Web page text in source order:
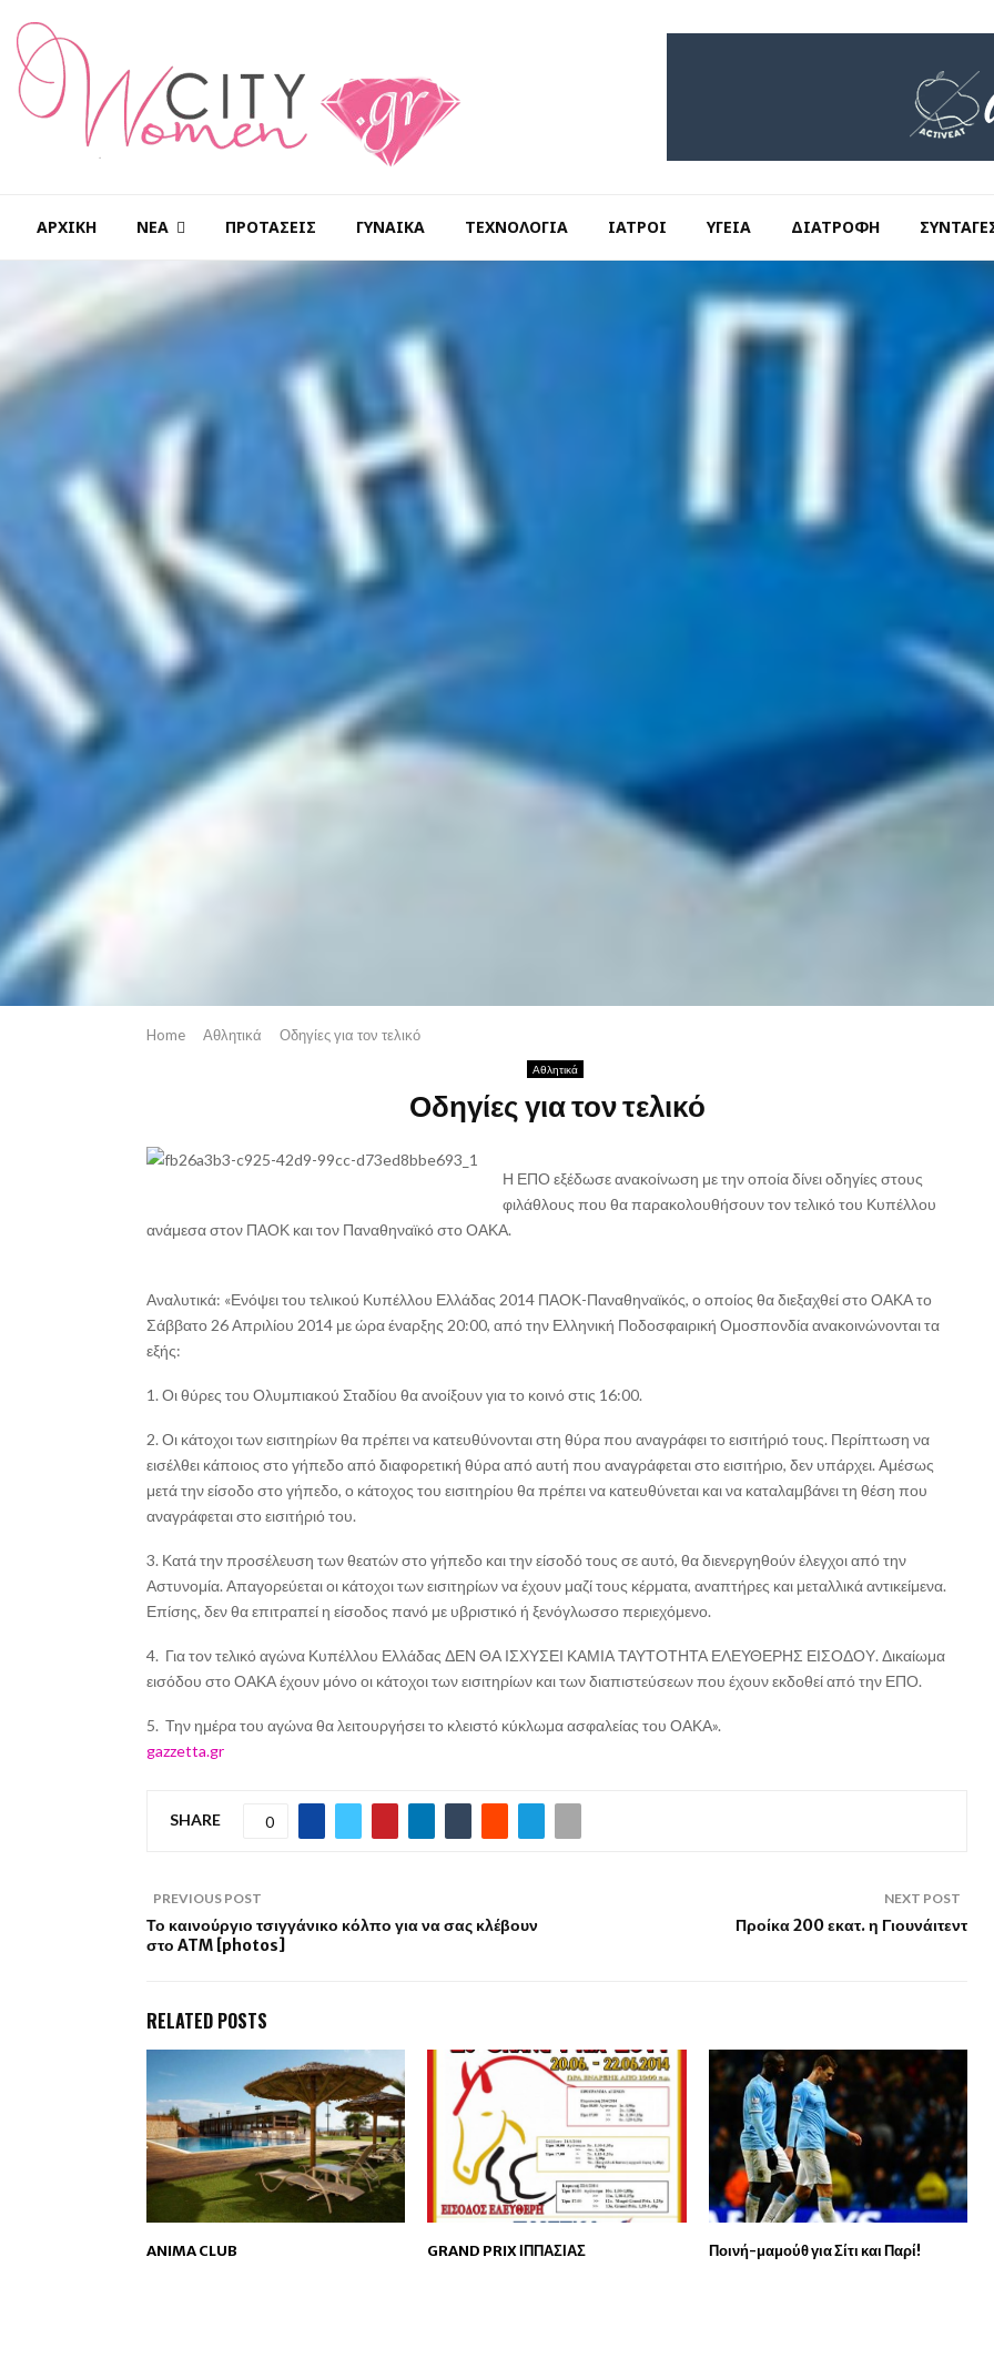
ΑΡΧΙΚΉ ΝΈΑ ΠΡΟΤΆΣΕΙΣ ΓΥΝΑΊΚΑ ΤΕΧΝΟΛΟΓΊΑ ΙΑΤΡΟΊ ΥΓΕΊΑ ΔΙΑΤΡΟΦΉ
Home Αθλητικά Οδηγίες για τον τελικό
Αθλητικά
Οδηγίες για τον τελικό
Η ΕΠΟ εξέδωσε ανακοίνωση με την οποία δίνει οδηγίες στους
φιλάθλους που θα παρακολουθήσουν τον τελικό του Κυπέλλου
ανάμεσα στον ΠΑΟΚ και τον Παναθηναϊκό στο ΟΑΚΑ.
Αναλυτικά: «Ενόψει του τελικού Κυπέλλου Ελλάδας 2014 ΠΑΟΚ-Παναθηναϊκός, ο οποίος θα διεξαχθεί στο ΟΑΚΑ το
Σάββατο 26 Απριλίου 2014 με ώρα έναρξης 20:00, από την Ελληνική Ποδοσφαιρική Ομοσπονδία ανακοινώνονται τα
εξής:
1. Οι θύρες του Ολυμπιακού Σταδίου θα ανοίξουν για το κοινό στις 16:00.
2. Οι κάτοχοι των εισιτηρίων θα πρέπει να κατευθύνονται στη θύρα που αναγράφει το εισιτήριό τους. Περίπτωση να
εισέλθει κάποιος στο γήπεδο από διαφορετική θύρα από αυτή που αναγράφεται στο εισιτήριο, δεν υπάρχει. Αμέσως
μετά την είσοδο στο γήπεδο, ο κάτοχος του εισιτηρίου θα πρέπει να κατευθύνεται και να καταλαμβάνει τη θέση που
αναγράφεται στο εισιτήριό του.
3. Κατά την προσέλευση των θεατών στο γήπεδο και την είσοδό τους σε αυτό, θα διενεργηθούν έλεγχοι από την
Αστυνομία. Απαγορεύεται οι κάτοχοι των εισιτηρίων να έχουν μαζί τους κέρματα, αναπτήρες και μεταλλικά αντικείμενα.
Επίσης, δεν θα επιτραπεί η είσοδος πανό με υβριστικό ή ξενόγλωσσο περιεχόμενο.
4. Για τον τελικό αγώνα Κυπέλλου Ελλάδας ΔΕΝ ΘΑ ΙΣΧΥΣΕΙ ΚΑΜΙΑ ΤΑΥΤΟΤΗΤΑ ΕΛΕΥΘΕΡΗΣ ΕΙΣΟΔΟΥ. Δικαίωμα
εισόδου στο ΟΑΚΑ έχουν μόνο οι κάτοχοι των εισιτηρίων και των διαπιστεύσεων που έχουν εκδοθεί από την ΕΠΟ.
5. Την ημέρα του αγώνα θα λειτουργήσει το κλειστό κύκλωμα ασφαλείας του ΟΑΚΑ».
gazzetta.gr
SHARE 0
PREVIOUS POST
Το καινούργιο τσιγγάνικο κόλπο για να σας κλέβουν
στο ATM [photos]
NEXT POST
Προίκα 200 εκατ. η Γιουνάιτεντ
RELATED POSTS
ANIMA CLUB GRAND PRIX ΙΠΠΑΣΙΑΣ Ποινή-μαμούθ για Σίτι και Παρί!